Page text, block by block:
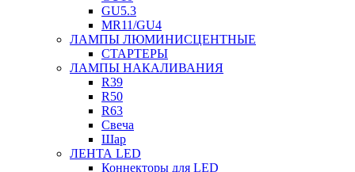
GU5.3
MR11/GU4
ЛАМПЫ ЛЮМИНИСЦЕНТНЫЕ
СТАРТЕРЫ
ЛАМПЫ НАКАЛИВАНИЯ
R39
R50
R63
Свеча
Шар
ЛЕНТА LED
Коннекторы для LED